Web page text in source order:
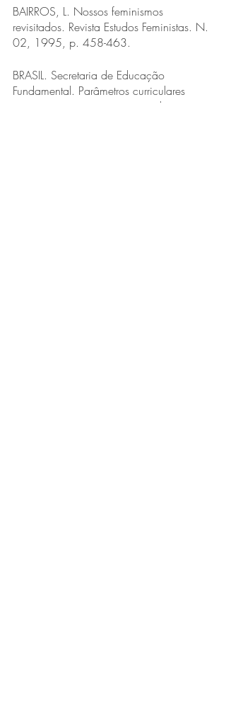
BAIRROS, L. Nossos feminismos
revisitados. Revista Estudos Feministas. N.
02, 1995, p. 458-463.
BRASIL. Secretaria de Educação
Fundamental. Parâmetros curriculares
nacionais: terceiro e quarto ciclos: